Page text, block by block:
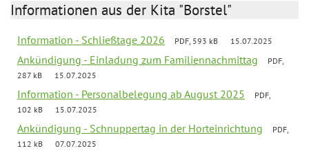
Informationen aus der Kita "Borstel"
Information - Schließtage 2026 PDF, 593 kB 15.07.2025
Ankündigung - Einladung zum Familiennachmittag
PDF,
287 kB
15.07.2025
Information - Personalbelegung ab August 2025
PDF,
102 kB
15.07.2025
Ankündigung - Schnuppertag in der Horteinrichtung
PDF,
112 kB
07.07.2025